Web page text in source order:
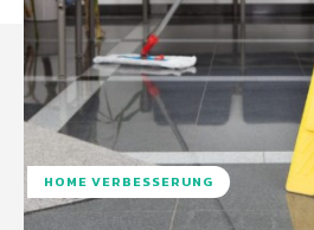
HOME VERBESSERUNG